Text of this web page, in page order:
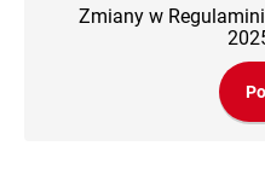
Zmiany w